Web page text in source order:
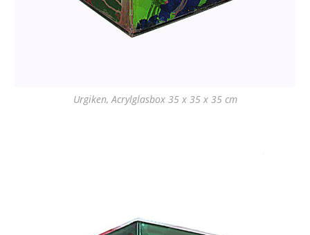
Urgiken, Acrylglasbox 35 x 35 x 35 cm